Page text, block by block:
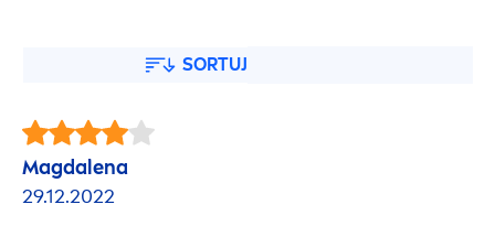
SORTUJ
Magdalena
29.12.2022